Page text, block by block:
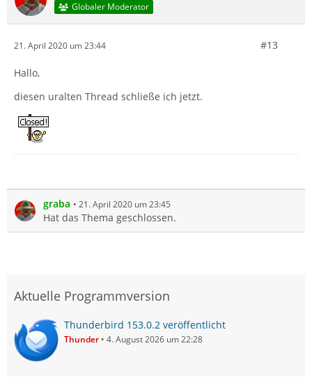
Globaler Moderator
21. April 2020 um 23:44 #13
Hallo,
diesen uralten Thread schließe ich jetzt.
graba 21. April 2020 um 23:45
Hat das Thema geschlossen.
Aktuelle Programmversion
Thunderbird 153.0.2 veröffentlicht
Thunder 4. August 2026 um 22:28